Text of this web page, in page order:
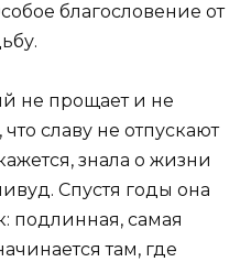
благословение от
не прощает и не
славу не отпускают
знала о жизни
Спустя годы она
подлинная, самая
там, где